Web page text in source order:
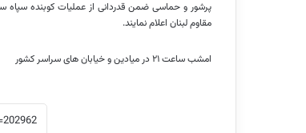
پرشور و حماسی ضمن قدردانی از عملیات کوبنده سپاه
مقاوم لبنان اعلام نمایند.
امشب ساعت ۲۱ در میادین و خیابان های سراسر کشور